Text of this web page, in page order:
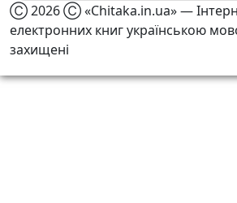
Ⓒ 2026 Ⓒ «Chitaka.in.ua» —
електронних книг українською
захищені